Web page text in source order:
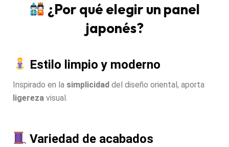
¿Por qué elegir un panel
japonés?
Estilo limpio y moderno
Inspirado en la simplicidad del diseño oriental, aporta
ligereza visual.
Variedad de acabados